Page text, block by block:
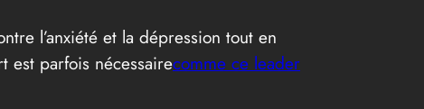
l’anxiété et la dépression tout en
est parfois nécessairecomme ce leader